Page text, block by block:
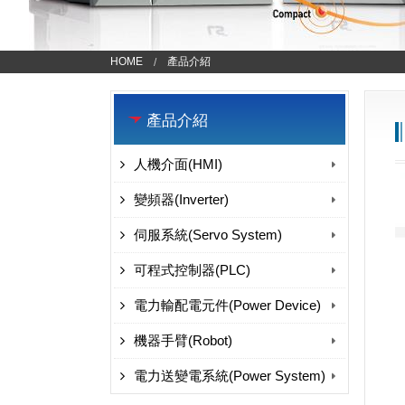
HOME 產品介紹
產品介紹
人機介面(HMI)
變頻器(Inverter)
伺服系統(Servo System)
可程式控制器(PLC)
電力輸配電元件(Power Device)
機器手臂(Robot)
電力送變電系統(Power System)